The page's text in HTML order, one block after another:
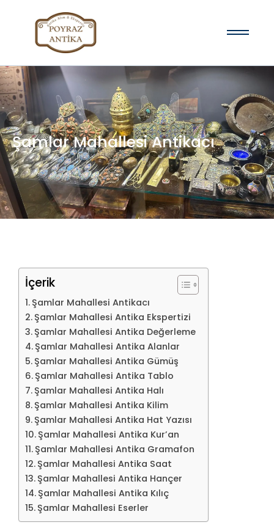
Şamlar Mahallesi Antikacı
İçerik
Şamlar Mahallesi Antikacı
Şamlar Mahallesi Antika Ekspertizi
Şamlar Mahallesi Antika Değerleme
Şamlar Mahallesi Antika Alanlar
Şamlar Mahallesi Antika Gümüş
Şamlar Mahallesi Antika Tablo
Şamlar Mahallesi Antika Halı
Şamlar Mahallesi Antika Kilim
Şamlar Mahallesi Antika Hat Yazısı
Şamlar Mahallesi Antika Kur’an
Şamlar Mahallesi Antika Gramafon
Şamlar Mahallesi Antika Saat
Şamlar Mahallesi Antika Hançer
Şamlar Mahallesi Antika Kılıç
Şamlar Mahallesi Eserler